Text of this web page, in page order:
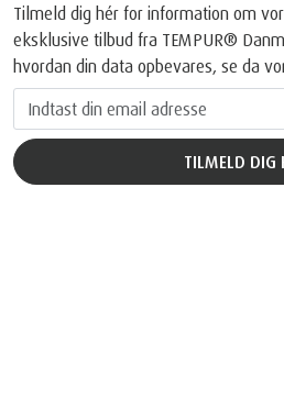
Tilmeld dig hér for information om
eksklusive tilbud fra TEMPUR®
hvordan din data opbevares, se da